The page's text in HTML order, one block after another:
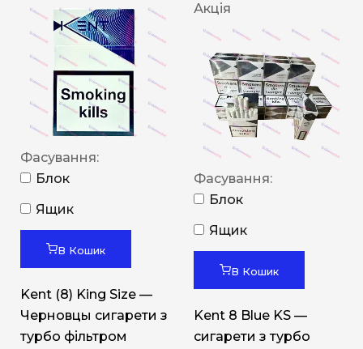
Фасування:
Блок
Ящик
В Кошик
Kent (8) King Size —
Черновцы сигарети з
турбо фільтром
Акція
Фасування:
Блок
Ящик
В Кошик
Kent 8 Blue KS —
сигарети з турбо